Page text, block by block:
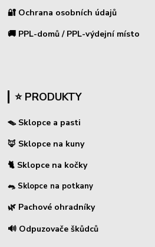
🔐 Ochrana osobních údajů
🚚 PPL-domů / PPL-výdejní místo
⭐ PRODUKTY
🪤 Sklopce a pasti
🦊 Sklopce na kuny
🐈 Sklopce na kočky
🐀 Sklopce na potkany
🌿 Pachové ohradníky
🔊 Odpuzovače škůdců